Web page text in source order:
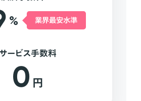
% 業界最安水準
サービス手数料
0 円